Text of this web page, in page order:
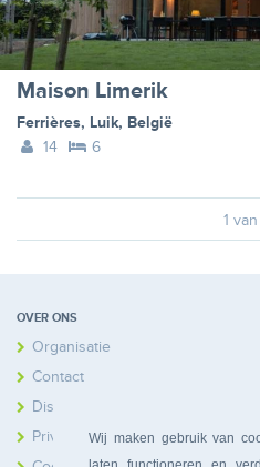
Wij maken gebruik van
Maison Limerik
Ferrières, Luik, België
14
6
1
OVER ONS
Organisatie
Contact
Disclaimer
Privacy